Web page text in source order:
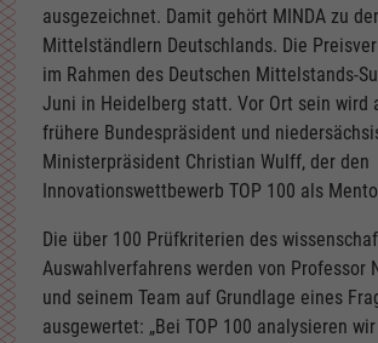
ausgezeichnet. Damit gehört MINDA zu
Mittelständlern Deutschlands. Die
im Rahmen des Deutschen Mittelstands-
Juni in Heidelberg statt. Vor Ort sein wird
frühere Bundespräsident und
Ministerpräsident Christian Wulff, der den
Innovationswettbewerb TOP 100 als
Die über 100 Prüfkriterien des
Auswahlverfahrens werden von Professor
und seinem Team auf Grundlage eines
ausgewertet: „Bei TOP 100 analysieren